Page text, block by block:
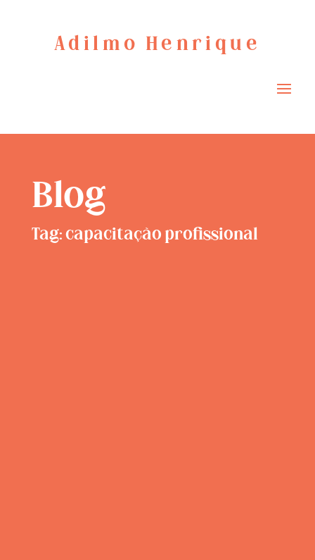
Adilmo Henrique
Blog
Tag: capacitação profissional